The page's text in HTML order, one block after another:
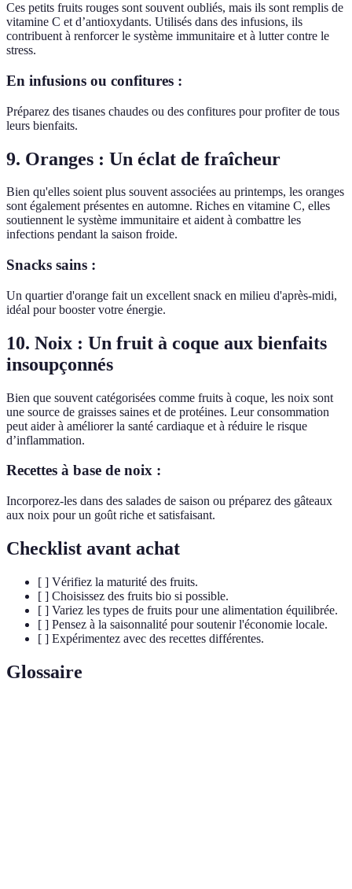
Ces petits fruits rouges sont souvent oubliés, mais ils sont remplis de
vitamine C et d’antioxydants. Utilisés dans des infusions, ils
contribuent à renforcer le système immunitaire et à lutter contre le
stress.
En infusions ou confitures :
Préparez des tisanes chaudes ou des confitures pour profiter de tous
leurs bienfaits.
9. Oranges : Un éclat de fraîcheur
Bien qu'elles soient plus souvent associées au printemps, les oranges
sont également présentes en automne. Riches en vitamine C, elles
soutiennent le système immunitaire et aident à combattre les
infections pendant la saison froide.
Snacks sains :
Un quartier d'orange fait un excellent snack en milieu d'après-midi,
idéal pour booster votre énergie.
10. Noix : Un fruit à coque aux bienfaits
insoupçonnés
Bien que souvent catégorisées comme fruits à coque, les noix sont
une source de graisses saines et de protéines. Leur consommation
peut aider à améliorer la santé cardiaque et à réduire le risque
d’inflammation.
Recettes à base de noix :
Incorporez-les dans des salades de saison ou préparez des gâteaux
aux noix pour un goût riche et satisfaisant.
Checklist avant achat
[ ] Vérifiez la maturité des fruits.
[ ] Choisissez des fruits bio si possible.
[ ] Variez les types de fruits pour une alimentation équilibrée.
[ ] Pensez à la saisonnalité pour soutenir l'économie locale.
[ ] Expérimentez avec des recettes différentes.
Glossaire